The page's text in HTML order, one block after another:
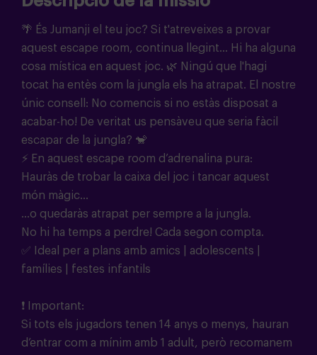
🌴 És Jumanji el teu joc? Si t'atreveixes a provar
aquest escape room, continua llegint... Hi ha alguna
cosa mística en aquest joc. 🌿 Ningú que l'hagi
tocat ha entès com la jungla els ha atrapat. El nostre
únic consell: No comencis si no estàs disposat a
acabar-ho! De veritat us pensàveu que seria fàcil
escapar de la jungla? 🐒
⚡ En aquest escape room d’adrenalina pura:
Hauràs de trobar la caixa del joc i tancar aquest
món màgic...
...o quedaràs atrapat per sempre a la jungla.
No hi ha temps a perdre! Cada segon compta.
✅ Ideal per a plans amb amics | adolescents |
famílies | festes infantils
❗ Important:
Si tots els jugadors tenen 14 anys o menys, hauran
d’entrar com a mínim amb 1 adult, però recomanem